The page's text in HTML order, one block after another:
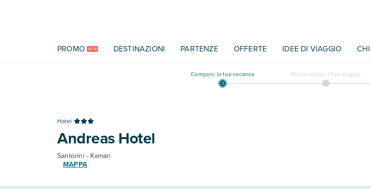
PROMO NEW DESTINAZIONI PARTENZE OFFERTE IDEE DI VIAGGIO
Componi la tua vacanza Personalizza il tuo viaggio
Hotel
Andreas Hotel
Santorini - Kamari
MAPPA